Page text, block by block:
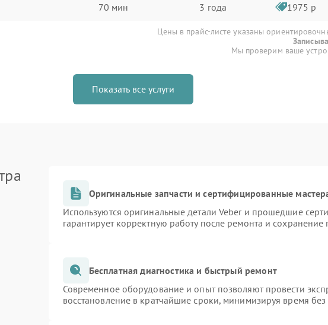
70 мин 3 года 1975 р
Цены в прайс-листе указаны
Мы проверим ваше
Показать все услуги
Оригинальные запчасти и сертифицированные
Используются оригинальные детали Veber и прошедшие
гарантирует корректную работу после ремонта и сохранение
Бесплатная диагностика и быстрый ремонт
Современное оборудование и опыт позволяют провести
восстановление в кратчайшие сроки, минимизируя время без